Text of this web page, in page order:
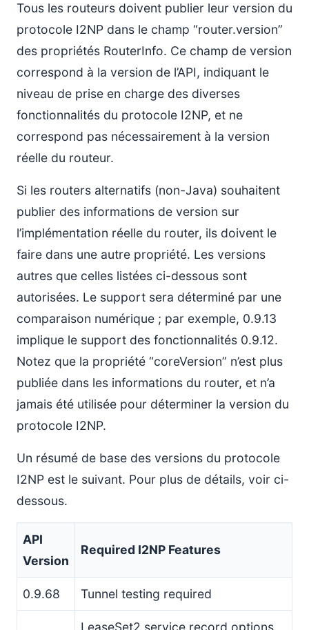
Tous les routeurs doivent publier leur version du
protocole I2NP dans le champ “router.version”
des propriétés RouterInfo. Ce champ de version
correspond à la version de l’API, indiquant le
niveau de prise en charge des diverses
fonctionnalités du protocole I2NP, et ne
correspond pas nécessairement à la version
réelle du routeur.
Si les routers alternatifs (non-Java) souhaitent
publier des informations de version sur
l’implémentation réelle du router, ils doivent le
faire dans une autre propriété. Les versions
autres que celles listées ci-dessous sont
autorisées. Le support sera déterminé par une
comparaison numérique ; par exemple, 0.9.13
implique le support des fonctionnalités 0.9.12.
Notez que la propriété “coreVersion” n’est plus
publiée dans les informations du router, et n’a
jamais été utilisée pour déterminer la version du
protocole I2NP.
Un résumé de base des versions du protocole
I2NP est le suivant. Pour plus de détails, voir ci-
dessous.
API
Version
Required I2NP Features
0.9.68 Tunnel testing required
LeaseSet2 service record options